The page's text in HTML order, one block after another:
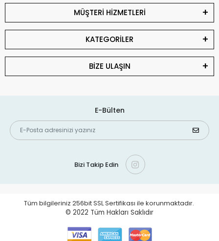
MÜŞTERİ HİZMETLERİ
KATEGORİLER
BİZE ULAŞIN
E-Bülten
Bizi Takip Edin
Tüm bilgileriniz 256bit SSL Sertifikası ile korunmaktadır.
© 2022 Tüm Hakları Saklıdır